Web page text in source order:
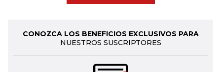
CONOZCA LOS BENEFICIOS EXCLUSIVOS PARA
NUESTROS SUSCRIPTORES